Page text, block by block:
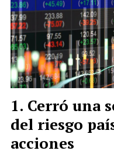
Cerró una
del riesgo
acciones